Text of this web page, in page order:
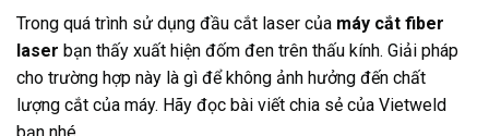
Trong quá trình sử dụng đầu cắt laser của máy cắt fiber
laser bạn thấy xuất hiện đốm đen trên thấu kính. Giải pháp
cho trường hợp này là gì để không ảnh hưởng đến chất
lượng cắt của máy. Hãy đọc bài viết chia sẻ của Vietweld